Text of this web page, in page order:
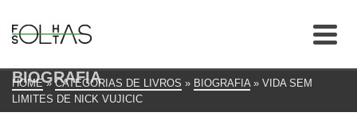
BIOGRAFIA
HOME » CATEGORIAS DE LIVROS » BIOGRAFIA » VIDA SEM
LIMITES DE NICK VUJICIC